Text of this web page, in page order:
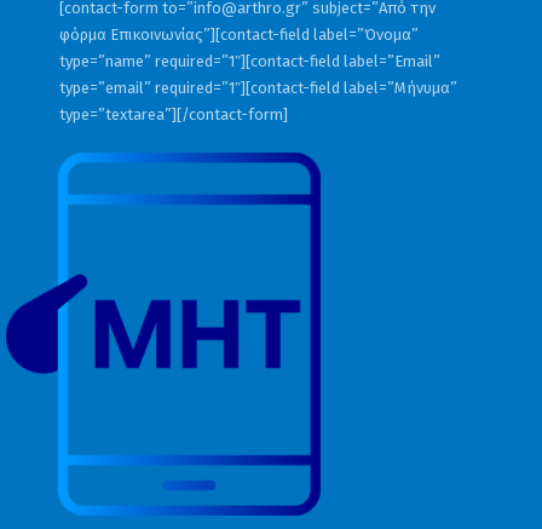
[contact-form to=”info@arthro.gr” subject=”Από την
φόρμα Επικοινωνίας”][contact-field label=”Όνομα”
type=”name” required=”1″][contact-field label=”Email”
type=”email” required=”1″][contact-field label=”Μήνυμα”
type=”textarea”][/contact-form]